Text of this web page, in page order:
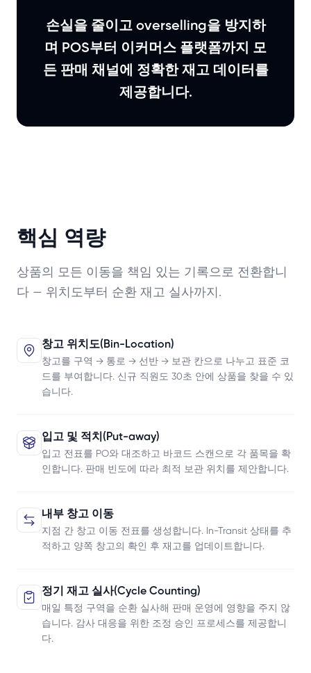
손실을 줄이고 overselling을 방지하
며 POS부터 이커머스 플랫폼까지 모
든 판매 채널에 정확한 재고 데이터를
제공합니다.
핵심 역량
상품의 모든 이동을 책임 있는 기록으로 전환합니
다 — 위치도부터 순환 재고 실사까지.
창고 위치도(Bin-Location)
창고를 구역 → 통로 → 선반 → 보관 칸으로 나누고 표준 코
드를 부여합니다. 신규 직원도 30초 안에 상품을 찾을 수 있
습니다.
입고 및 적치(Put-away)
입고 전표를 PO와 대조하고 바코드 스캔으로 각 품목을 확
인합니다. 판매 빈도에 따라 최적 보관 위치를 제안합니다.
내부 창고 이동
지점 간 창고 이동 전표를 생성합니다. In-Transit 상태를 추
적하고 양쪽 창고의 확인 후 재고를 업데이트합니다.
정기 재고 실사(Cycle Counting)
매일 특정 구역을 순환 실사해 판매 운영에 영향을 주지 않
습니다. 감사 대응을 위한 조정 승인 프로세스를 제공합니
다.